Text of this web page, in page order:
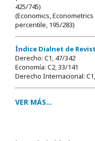
425/745)
(Economics,
percentile, 195/283)
Índice Dialnet de
Derecho: C1, 47/342
Economía: C2, 33/141
Derecho Internacional:
VER MÁS...